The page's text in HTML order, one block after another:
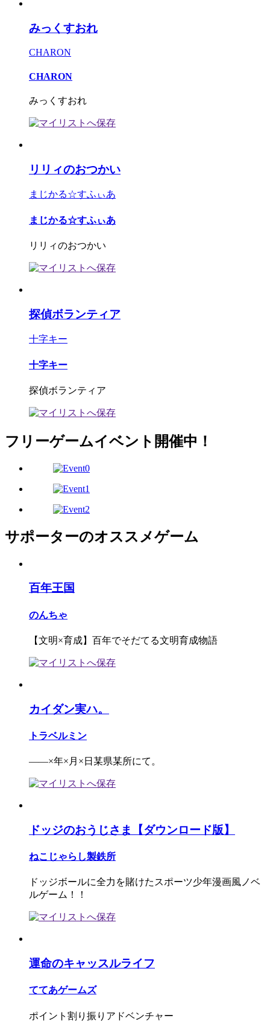
みっくすおれ
CHARON
CHARON
みっくすおれ
リリィのおつかい
まじかる☆すふぃあ
まじかる☆すふぃあ
リリィのおつかい
探偵ボランティア
十字キー
十字キー
探偵ボランティア
フリーゲームイベント開催中！
サポーターのオススメゲーム
百年王国
のんちゃ
【文明×育成】百年でそだてる文明育成物語
カイダン実ハ。
トラベルミン
――×年×月×日某県某所にて。
ドッジのおうじさま【ダウンロード版】
ねこじゃらし製鉄所
ドッジボールに全力を賭けたスポーツ少年漫画風ノベ
ルゲーム！！
運命のキャッスルライフ
ててあゲームズ
ポイント割り振りアドベンチャー